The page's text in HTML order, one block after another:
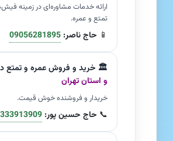
ارائه خدمات مشاوره‌ای در زمینه
تمتع و عمره.
📱 حاج ناصر: 09056281895
🏛️ خرید و فروش عمره و تمتع
و استان تهران
خریدار و فروشنده خوش قیمت.
📞 حاج حسین پور: